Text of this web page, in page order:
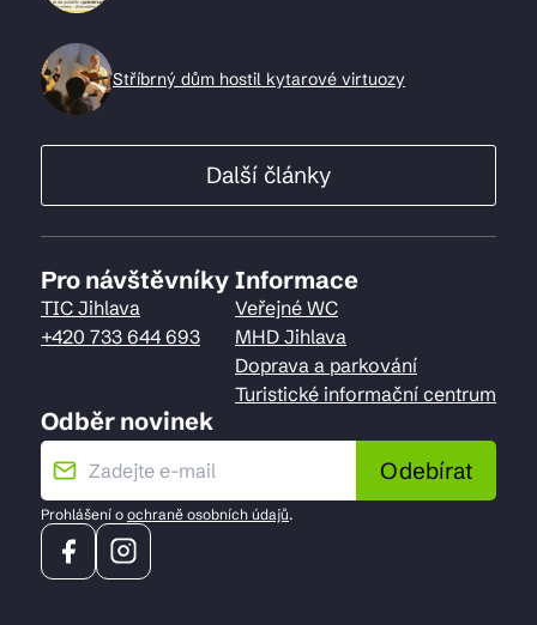
Stříbrný dům hostil kytarové virtuozy
Další články
Pro návštěvníky
TIC Jihlava
+420 733 644 693
Informace
Veřejné WC
MHD Jihlava
Doprava a parkování
Turistické informační centrum
Odběr novinek
Odebírat
Prohlášení o ochraně osobních údajů.